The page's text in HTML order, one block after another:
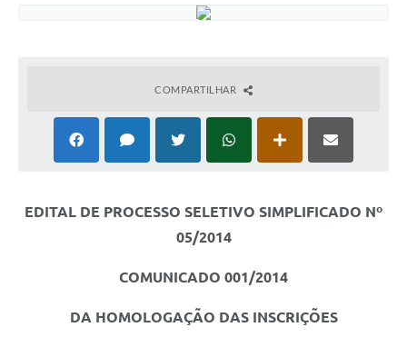
Telefones Úteis
Ramais
Relatório Ouvidoria 2021
COMPARTILHAR
EDITAL DE PROCESSO SELETIVO SIMPLIFICADO Nº
05/2014
COMUNICADO 001/2014
DA HOMOLOGAÇÃO DAS INSCRIÇÕES